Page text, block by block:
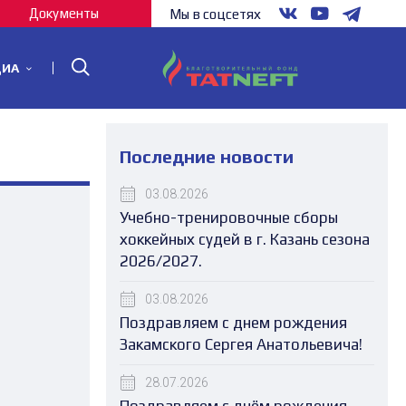
Документы Мы в соцсетях
Последние новости
03.08.2026
Учебно-тренировочные сборы
хоккейных судей в г. Казань сезона
2026/2027.
03.08.2026
Поздравляем с днем рождения
Закамского Сергея Анатольевича!
28.07.2026